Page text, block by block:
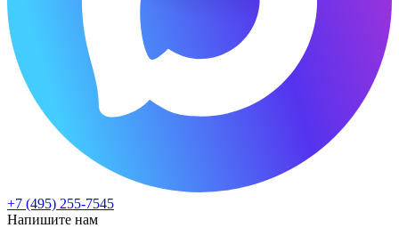
+7 (495) 255-7545
Напишите нам